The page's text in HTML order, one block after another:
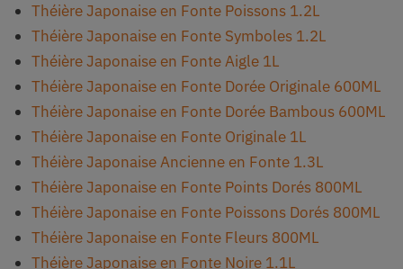
Théière Japonaise en Fonte Poissons 1.2L
Théière Japonaise en Fonte Symboles 1.2L
Théière Japonaise en Fonte Aigle 1L
Théière Japonaise en Fonte Dorée Originale 600ML
Théière Japonaise en Fonte Dorée Bambous 600ML
Théière Japonaise en Fonte Originale 1L
Théière Japonaise Ancienne en Fonte 1.3L
Théière Japonaise en Fonte Points Dorés 800ML
Théière Japonaise en Fonte Poissons Dorés 800ML
Théière Japonaise en Fonte Fleurs 800ML
Théière Japonaise en Fonte Noire 1.1L